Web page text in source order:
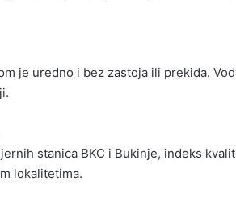
je uredno i bez zastoja ili prekida.
stanica BKC i Bukinje, indeks
lokalitetima.